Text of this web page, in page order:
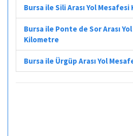
Bursa ile Sili Arası Yol
Bursa ile Ponte de Sor Arası
Kilometre
Bursa ile Ürgüp Arası Yol